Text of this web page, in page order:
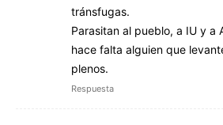
tránsfugas.
Parasitan al pueblo, a IU y a
hace falta alguien que
plenos.
Respuesta